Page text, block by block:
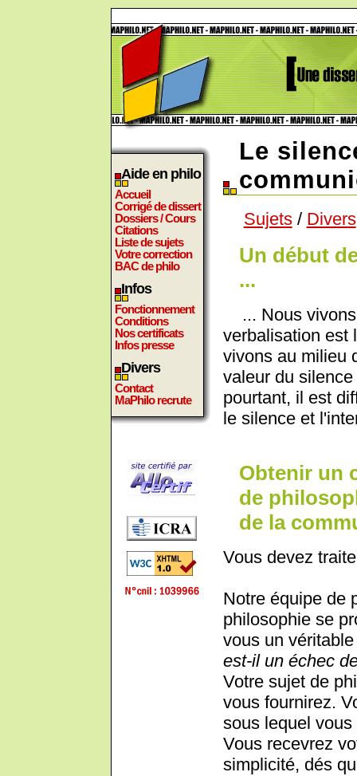
Aide en philo
Accueil
Corrigé de dissert
Dossiers / Cours
Citations
Liste de sujets
Votre correction
BAC de philo
Infos
Fonctionnement
Conditions
Nos certificats
Infos presse
Divers
Contact
MaPhilo recrute
Le
Sujets/ Divers
Un début
...
... Nous vivons
verbalisation est
vivons au milieu
valeur du
pourtant, il est
le silence et
Obtenir un
de
de la
Vous devez
Notre équipe de
philosophie se
vous un
est-il un échec
Votre sujet de
vous fournirez.
sous lequel
Vous recevrez
simplicité, dés